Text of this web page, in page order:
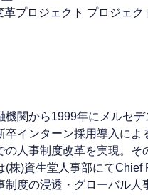
革プロジェクト プロジェク
関から1999年にメルセ
インターン採用導入に
の人事制度改革を実現。
株)資生堂人事部にて
制度の浸透・グローバル